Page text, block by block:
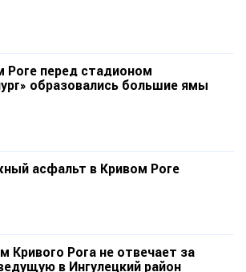
Роге перед стадионом
образовались большие ямы
асфальт в Кривом Роге
Кривого Рога не отвечает за
в Ингулецкий район